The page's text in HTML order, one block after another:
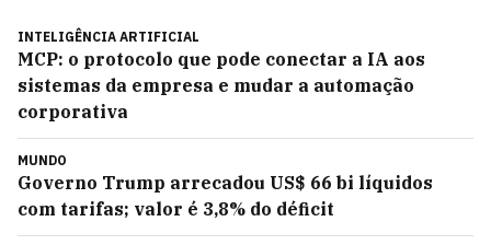
INTELIGÊNCIA ARTIFICIAL
MCP: o protocolo que pode conectar a IA aos
sistemas da empresa e mudar a automação
corporativa
MUNDO
Governo Trump arrecadou US$ 66 bi líquidos
com tarifas; valor é 3,8% do déficit